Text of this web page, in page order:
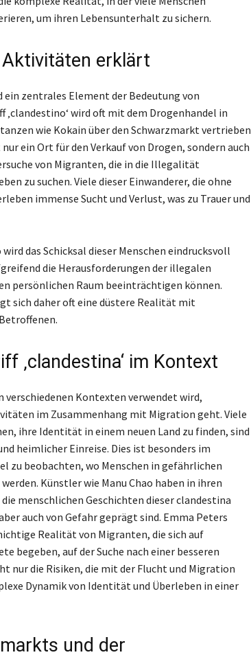
um ihren Lebensunterhalt zu sichern.
Aktivitäten erklärt
zentrales Element der Bedeutung von
‚clandestino‘ wird oft mit dem Drogenhandel in
wie Kokain über den Schwarzmarkt vertrieben
ein Ort für den Verkauf von Drogen, sondern auch
von Migranten, die in die Illegalität
zu suchen. Viele dieser Einwanderer, die ohne
immense Sucht und Verlust, was zu Trauer und
das Schicksal dieser Menschen eindrucksvoll
die Herausforderungen der illegalen
persönlichen Raum beeinträchtigen können.
sich daher oft eine düstere Realität mit
‚clandestina‘ im Kontext
Kontexten verwendet wird,
im Zusammenhang mit Migration geht. Viele
ihre Identität in einem neuen Land zu finden, sind
heimlicher Einreise. Dies ist besonders im
zu beobachten, wo Menschen in gefährlichen
Künstler wie Manu Chao haben in ihren
menschlichen Geschichten dieser clandestina
auch von Gefahr geprägt sind. Emma Peters
Realität von Migranten, die sich auf
begeben, auf der Suche nach einer besseren
nur die Risiken, die mit der Flucht und Migration
Dynamik von Identität und Überleben in einer
und der